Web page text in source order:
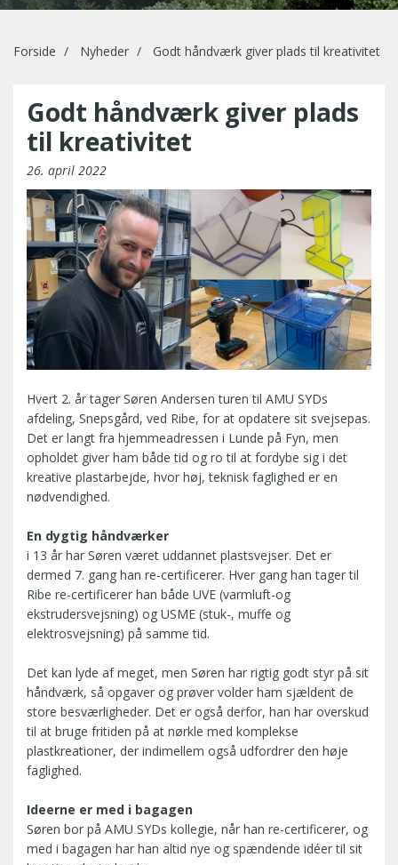
Forside Nyheder Godt håndværk giver plads til kreativitet
Godt håndværk giver plads
til kreativitet
26. april 2022
Hvert 2. år tager Søren Andersen turen til AMU SYDs
afdeling, Snepsgård, ved Ribe, for at opdatere sit svejsepas.
Det er langt fra hjemmeadressen i Lunde på Fyn, men
opholdet giver ham både tid og ro til at fordybe sig i det
kreative plastarbejde, hvor høj, teknisk faglighed er en
nødvendighed.
En dygtig håndværker
i 13 år har Søren været uddannet plastsvejser. Det er
dermed 7. gang han re-certificerer. Hver gang han tager til
Ribe re-certificerer han både UVE (varmluft-og
ekstrudersvejsning) og USME (stuk-, muffe og
elektrosvejsning) på samme tid.
Det kan lyde af meget, men Søren har rigtig godt styr på sit
håndværk, så opgaver og prøver volder ham sjældent de
store besværligheder. Det er også derfor, han har overskud
til at bruge fritiden på at nørkle med komplekse
plastkreationer, der indimellem også udfordrer den høje
faglighed.
Ideerne er med i bagagen
Søren bor på AMU SYDs kollegie, når han re-certificerer, og
med i bagagen har han altid nye og spændende idéer til sit